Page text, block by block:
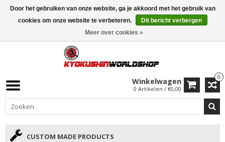
ISAMU SUMMER DEALS• 10% Korting + cadeau vanaf €169 →
0
Winkelwagen
0 Artikelen / €0,00
CUSTOM MADE PRODUCTS
Door het gebruiken van onze website, ga je akkoord met het gebruik van
cookies om onze website te verbeteren.
Dit bericht verbergen
Meer over cookies »